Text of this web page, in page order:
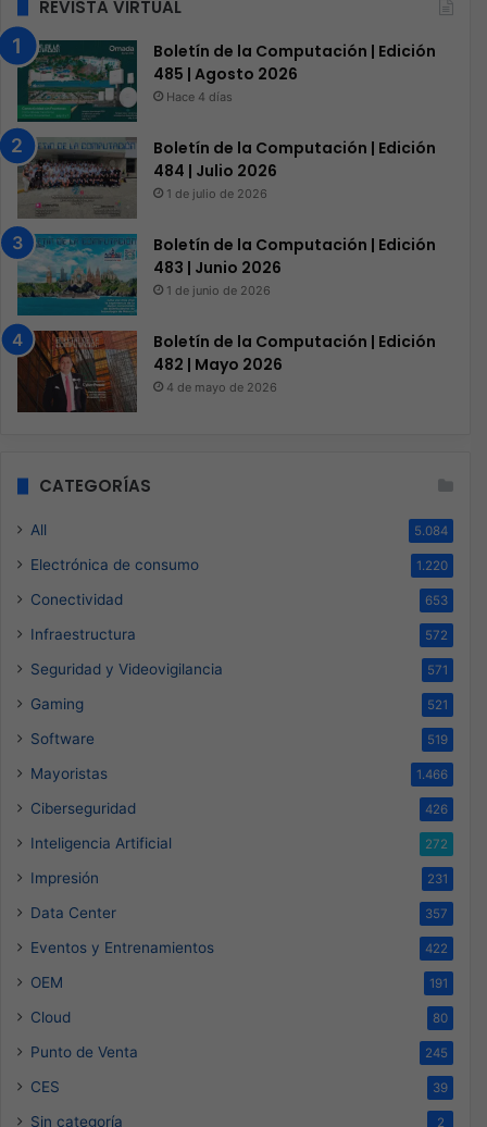
REVISTA VIRTUAL
Boletín de la Computación | Edición
485 | Agosto 2026
Hace 4 días
Boletín de la Computación | Edición
484 | Julio 2026
1 de julio de 2026
Boletín de la Computación | Edición
483 | Junio 2026
1 de junio de 2026
Boletín de la Computación | Edición
482 | Mayo 2026
4 de mayo de 2026
CATEGORÍAS
All 5.084
Electrónica de consumo 1.220
Conectividad 653
Infraestructura 572
Seguridad y Videovigilancia 571
Gaming 521
Software 519
Mayoristas 1.466
Ciberseguridad 426
Inteligencia Artificial 272
Impresión 231
Data Center 357
Eventos y Entrenamientos 422
OEM 191
Cloud 80
Punto de Venta 245
CES 39
Sin categoría 2